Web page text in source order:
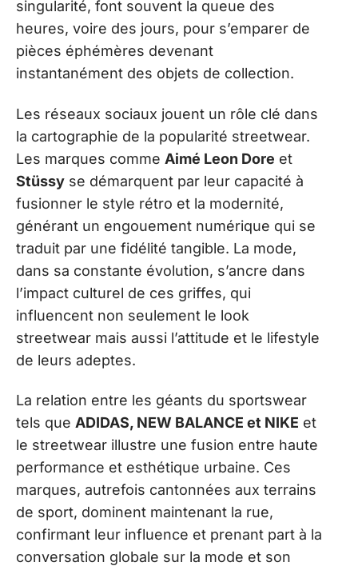
singularité, font souvent la queue des
heures, voire des jours, pour s’emparer de
pièces éphémères devenant
instantanément des objets de collection.
Les réseaux sociaux jouent un rôle clé dans
la cartographie de la popularité streetwear.
Les marques comme Aimé Leon Dore et
Stüssy se démarquent par leur capacité à
fusionner le style rétro et la modernité,
générant un engouement numérique qui se
traduit par une fidélité tangible. La mode,
dans sa constante évolution, s’ancre dans
l’impact culturel de ces griffes, qui
influencent non seulement le look
streetwear mais aussi l’attitude et le lifestyle
de leurs adeptes.
La relation entre les géants du sportswear
tels que ADIDAS, NEW BALANCE et NIKE et
le streetwear illustre une fusion entre haute
performance et esthétique urbaine. Ces
marques, autrefois cantonnées aux terrains
de sport, dominent maintenant la rue,
confirmant leur influence et prenant part à la
conversation globale sur la mode et son